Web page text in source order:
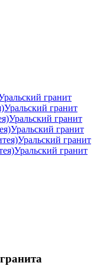
гранит
Уральский гранит
Уральский гранит
Уральский гранит
Уральский гранит
Уральский гранит